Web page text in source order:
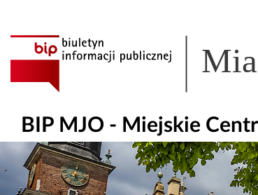
BIP MJO - Miejskie